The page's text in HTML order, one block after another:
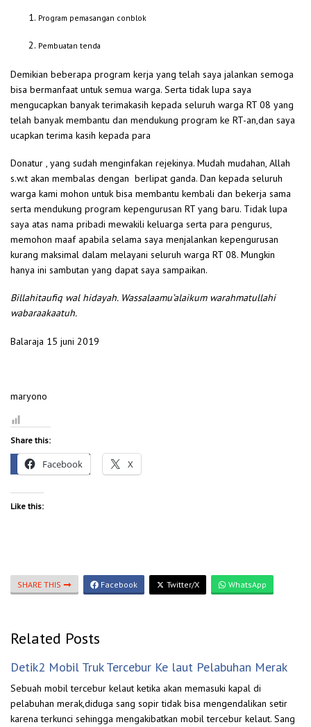
Program pemasangan conblok
Pembuatan tenda
Demikian beberapa program kerja yang telah saya jalankan semoga
bisa bermanfaat untuk semua warga. Serta tidak lupa saya
mengucapkan banyak terimakasih kepada seluruh warga RT 08 yang
telah banyak membantu dan mendukung program ke RT-an,dan saya
ucapkan terima kasih kepada para
Donatur , yang sudah menginfakan rejekinya. Mudah mudahan, Allah
s.w.t akan membalas dengan berlipat ganda. Dan kepada seluruh
warga kami mohon untuk bisa membantu kembali dan bekerja sama
serta mendukung program kepengurusan RT yang baru. Tidak lupa
saya atas nama pribadi mewakili keluarga serta para pengurus,
memohon maaf apabila selama saya menjalankan kepengurusan
kurang maksimal dalam melayani seluruh warga RT 08. Mungkin
hanya ini sambutan yang dapat saya sampaikan.
Billahitaufiq wal hidayah. Wassalaamu’alaikum warahmatullahi
wabaraakaatuh.
Balaraja 15 juni 2019
maryono
Share this:
Facebook X
Like this:
SHARE THIS Facebook Twitter/X WhatsApp
Related Posts
Detik2 Mobil Truk Tercebur Ke laut Pelabuhan Merak
Sebuah mobil tercebur kelaut ketika akan memasuki kapal di
pelabuhan merak,diduga sang sopir tidak bisa mengendalikan setir
karena terkunci sehingga mengakibatkan mobil tercebur kelaut. Sang